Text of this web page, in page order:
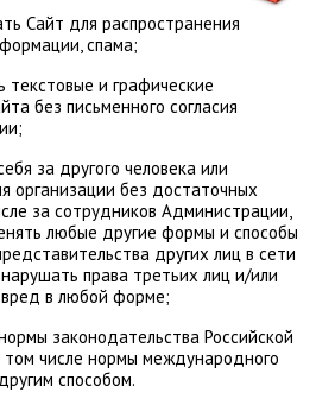
Сайт для распространения
спама;
текстовые и графические
без письменного согласия
за другого человека или
организации без достаточных
за сотрудников Администрации,
любые другие формы и способы
других лиц в сети
права третьих лиц и/или
в любой форме;
законодательства Российской
числе нормы международного
способом.